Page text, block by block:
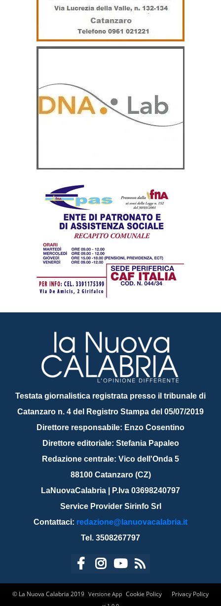
Testata giornalistica registrata presso il tribunale di
Catanzaro n. 4 del Registro Stampa del 05/07/2019
Direttore responsabile: Enzo Cosentino
Direttore editoriale: Stefania Papaleo
Redazione centrale: Vico dell'Onda 5
88100 Catanzaro (CZ)
LaNuovaCalabria | P.Iva 03698240797
Service Provider Sirinfo Srl
Contattaci: redazione@lanuovacalabria.it
Tel. 3508267797
© La Nuova Calabria 2019 Cookie Policy Privacy Policy
Versione App